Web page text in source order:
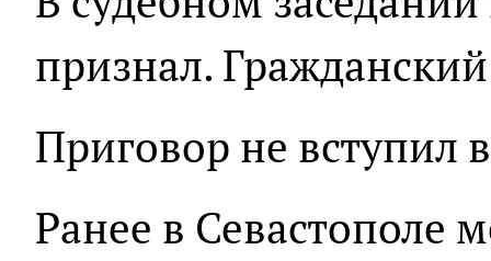
признал.
Приговор не вступил
Ранее в Севастополе